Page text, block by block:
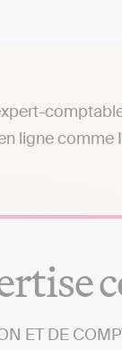
ligne comme
ET DE